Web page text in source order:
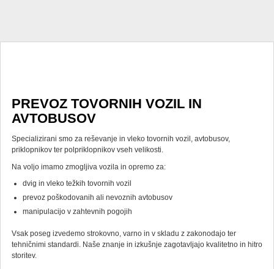
PREVOZ TOVORNIH VOZIL IN
AVTOBUSOV
Specializirani smo za reševanje in vleko tovornih vozil, avtobusov,
priklopnikov ter polpriklopnikov vseh velikosti.
Na voljo imamo zmogljiva vozila in opremo za:
dvig in vleko težkih tovornih vozil
prevoz poškodovanih ali nevoznih avtobusov
manipulacijo v zahtevnih pogojih
Vsak poseg izvedemo strokovno, varno in v skladu z zakonodajo ter
tehničnimi standardi. Naše znanje in izkušnje zagotavljajo kvalitetno in hitro
storitev.